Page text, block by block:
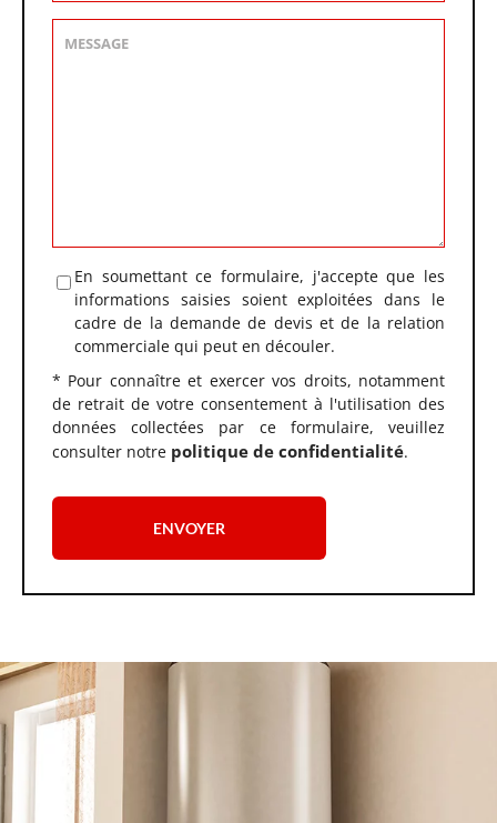
En soumettant ce formulaire, j'accepte que les
informations saisies soient exploitées dans le
cadre de la demande de devis et de la relation
commerciale qui peut en découler.
* Pour connaître et exercer vos droits, notamment
de retrait de votre consentement à l'utilisation des
données collectées par ce formulaire, veuillez
consulter notre politique de confidentialité.